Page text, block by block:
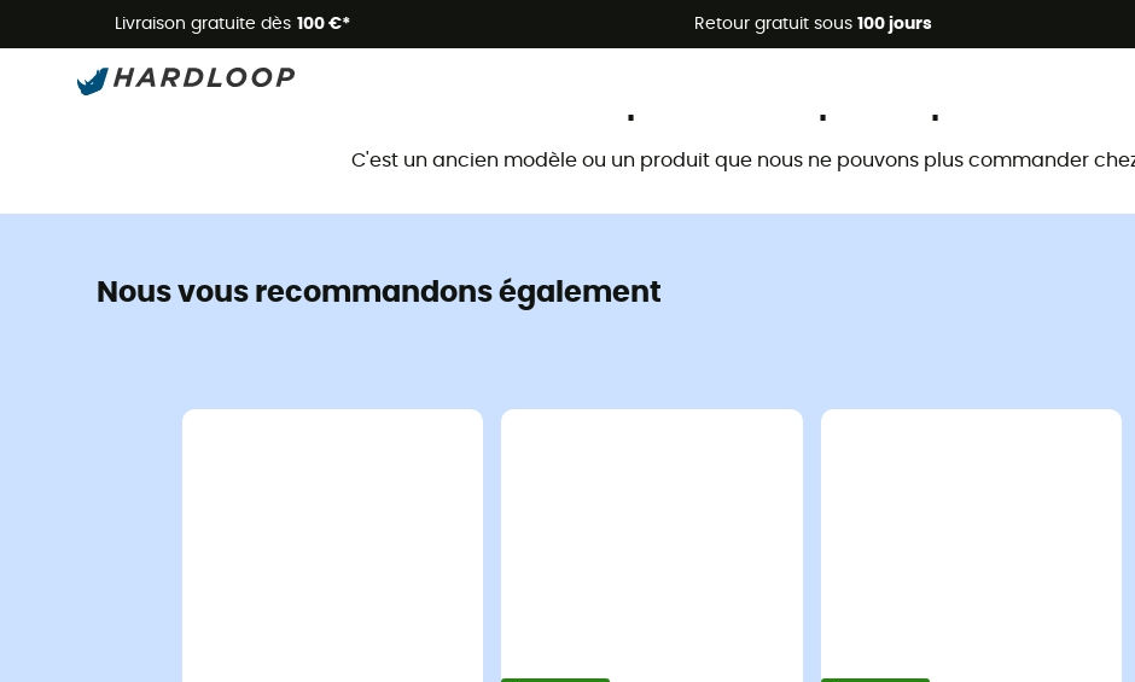
Livraison gratuite dès 100 €* Retour gratuit sous 100 jours
Promos d'été 🔥 -5 % EXTRA dès 2 produits* code Summer5
C'est un ancien modèle ou un produit que nous ne pouvons plus commander
Nous vous recommandons également